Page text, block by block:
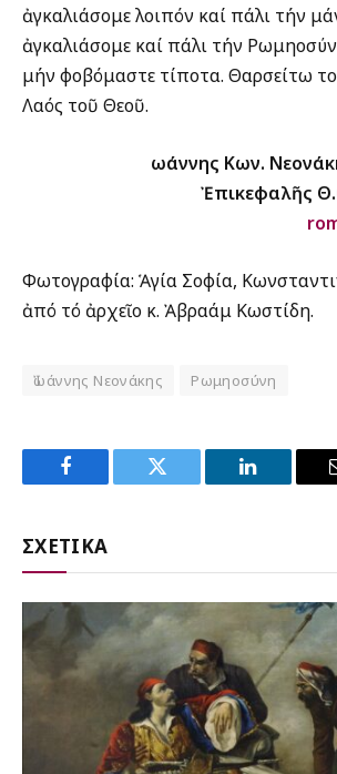
ἀγκαλιάσομε λοιπόν καί πάλι τήν
ἀγκαλιάσομε καί πάλι τήν
μήν φοβόμαστε τίποτα. Θαρσείτω
Λαός τοῦ Θεοῦ.
Ἰωάννης Κων.
Ἐπικεφαλῆς
Φωτογραφία: Ἁγία Σοφία,
ἀπό τό ἀρχεῖο κ. Ἀβραάμ Κωστίδη.
Ἰωάννης Νεονάκης Ρωμηοσύνη
Facebook Twitter LinkedIn
ΣΧΕΤΙΚΑ